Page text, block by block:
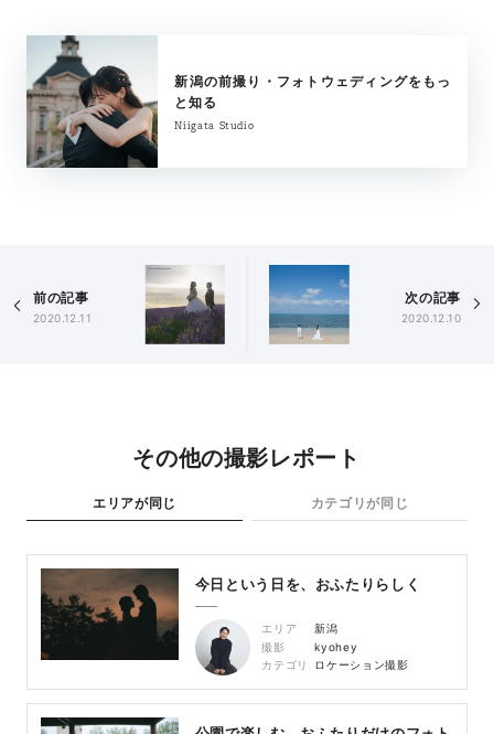
新潟の前撮り・フォトウェディングをもっ
と知る
Niigata Studio
前の記事
2020.12.11
次の記事
2020.12.10
その他の撮影レポート
エリアが同じ カテゴリが同じ
今日という日を、おふたりらしく
エリア
新潟
撮影
kyohey
カテゴリ
ロケーション撮影